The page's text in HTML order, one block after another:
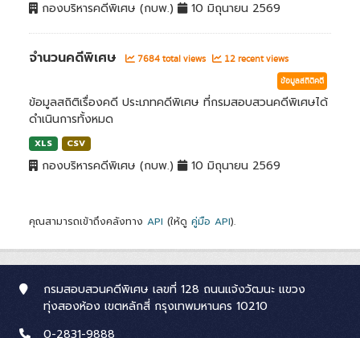
กองบริหารคดีพิเศษ (กบพ.) 10 มิถุนายน 2569
จำนวนคดีพิเศษ 7684 total views 12 recent views
ข้อมูลสถิติคดี
ข้อมูลสถิติเรื่องคดี ประเภทคดีพิเศษ ที่กรมสอบสวนคดีพิเศษได้
ดำเนินการทั้งหมด
XLS CSV
กองบริหารคดีพิเศษ (กบพ.) 10 มิถุนายน 2569
คุณสามารถเข้าถึงคลังทาง API (ให้ดู คู่มือ API).
กรมสอบสวนคดีพิเศษ เลขที่ 128 ถนนแจ้งวัฒนะ แขวง
ทุ่งสองห้อง เขตหลักสี่ กรุงเทพมหานคร 10210
0-2831-9888